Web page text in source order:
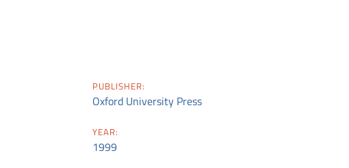
PUBLISHER:
Oxford University Press
YEAR:
1999